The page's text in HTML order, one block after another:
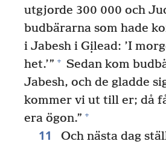
utgjorde 300 000 och
budbärarna som hade
i Jabesh i Gịlead: ’I
het.’” + Sedan kom
Jabesh, och de gladde
kommer vi ut till er; då
era ögon.” +
11 Och nästa dag